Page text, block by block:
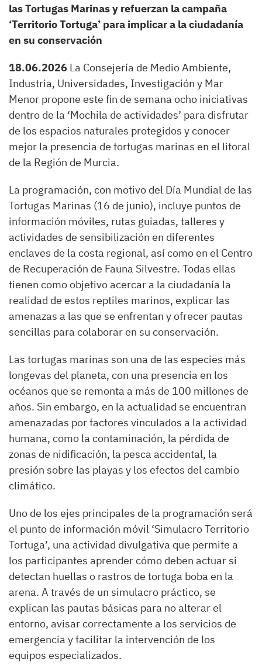
las Tortugas Marinas y refuerzan la campaña
‘Territorio Tortuga’ para implicar a la ciudadanía
en su conservación
18.06.2026 La Consejería de Medio Ambiente,
Industria, Universidades, Investigación y Mar
Menor propone este fin de semana ocho iniciativas
dentro de la ‘Mochila de actividades’ para disfrutar
de los espacios naturales protegidos y conocer
mejor la presencia de tortugas marinas en el litoral
de la Región de Murcia.
La programación, con motivo del Día Mundial de las
Tortugas Marinas (16 de junio), incluye puntos de
información móviles, rutas guiadas, talleres y
actividades de sensibilización en diferentes
enclaves de la costa regional, así como en el Centro
de Recuperación de Fauna Silvestre. Todas ellas
tienen como objetivo acercar a la ciudadanía la
realidad de estos reptiles marinos, explicar las
amenazas a las que se enfrentan y ofrecer pautas
sencillas para colaborar en su conservación.
Las tortugas marinas son una de las especies más
longevas del planeta, con una presencia en los
océanos que se remonta a más de 100 millones de
años. Sin embargo, en la actualidad se encuentran
amenazadas por factores vinculados a la actividad
humana, como la contaminación, la pérdida de
zonas de nidificación, la pesca accidental, la
presión sobre las playas y los efectos del cambio
climático.
Uno de los ejes principales de la programación será
el punto de información móvil ‘Simulacro Territorio
Tortuga’, una actividad divulgativa que permite a
los participantes aprender cómo deben actuar si
detectan huellas o rastros de tortuga boba en la
arena. A través de un simulacro práctico, se
explican las pautas básicas para no alterar el
entorno, avisar correctamente a los servicios de
emergencia y facilitar la intervención de los
equipos especializados.